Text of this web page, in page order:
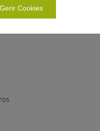
de cerca de37,8
Gerir Cookies